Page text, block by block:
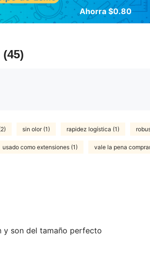
Ahorra $0.80
(45)
sin olor (1) rapidez logística (1)
usado como extensiones (1) vale la pena
y son del tamaño perfecto